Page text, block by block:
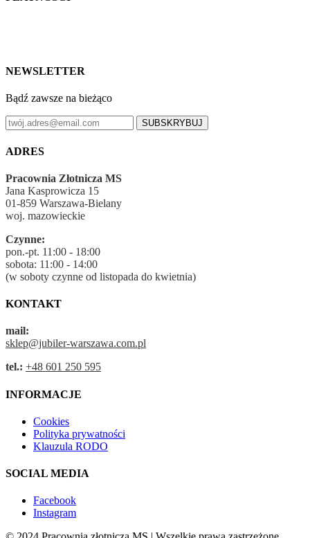
NEWSLETTER
Bądź zawsze na bieżąco
SUBSKRYBUJ
ADRES
Pracownia Złotnicza MS
Jana Kasprowicza 15
01-859 Warszawa-Bielany
woj. mazowieckie
Czynne:
pon.-pt. 11:00 - 18:00
sobota: 11:00 - 14:00
(w soboty czynne od listopada do kwietnia)
KONTAKT
mail:
sklep@jubiler-warszawa.com.pl
tel.: +48 601 250 595
INFORMACJE
Cookies
Polityka prywatności
Klauzula RODO
SOCIAL MEDIA
Facebook
Instagram